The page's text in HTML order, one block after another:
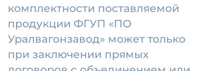
комплектности поставляемой
продукции ФГУП «ПО
Уралвагонзавод» может только
при заключении прямых